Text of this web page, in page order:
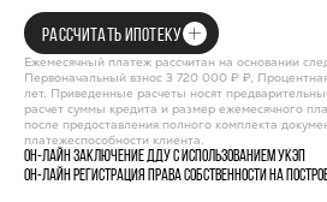
РАССЧИТАТЬ ИПОТЕКУ
Ежемесячный платеж рассчитан на основании
Первоначальный взнос 3 720 000 ₽ ₽,
лет. Приведенные расчеты носят
расчет суммы кредита и размер ежемесячного
после предоставления полного комплекта
платежеспособности клиента.
Он-лайн заключение ДДУ с использованием УКЭП
Он-лайн регистрация права собственности на